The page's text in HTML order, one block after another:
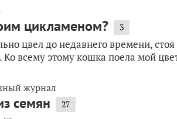
цикламеном? 3
цвел до недавнего времени,
Ко всему этому кошка поела мой
журнал
семян 27